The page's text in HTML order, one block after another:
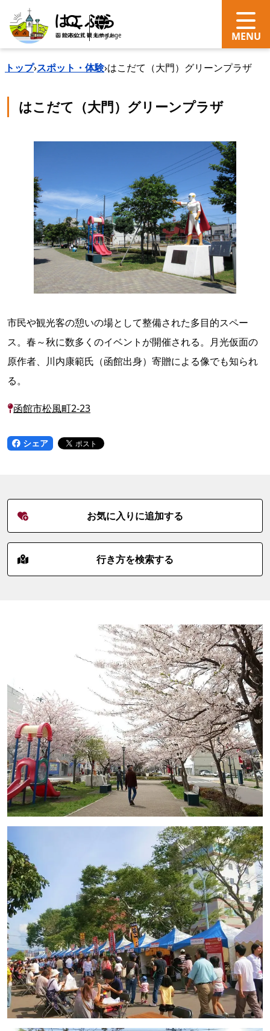
search Language
トップ›スポット・体験›はこだて（大門）グリーンプラザ
はこだて（大門）グリーンプラザ
市民や観光客の憩いの場として整備された多目的スペー
ス。春～秋に数多くのイベントが開催される。月光仮面の
原作者、川内康範氏（函館出身）寄贈による像でも知られ
る。
函館市松風町2-23
シェア
お気に入りに追加する
行き方を検索する